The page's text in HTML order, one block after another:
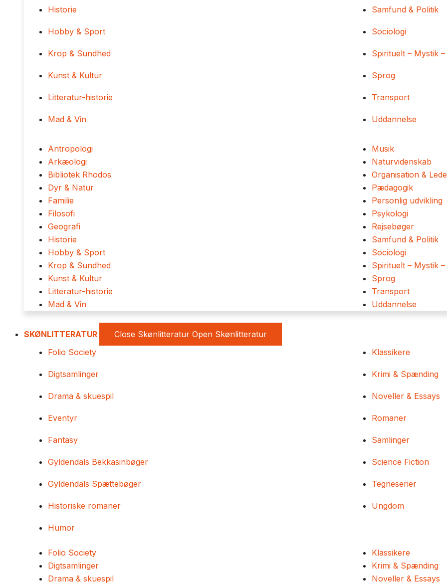
Historie
Hobby & Sport
Krop & Sundhed
Kunst & Kultur
Litteratur-historie
Mad & Vin
Samfund & Politik
Sociologi
Spirituelt – Mystik
Sprog
Transport
Uddannelse
Antropologi
Arkæologi
Bibliotek Rhodos
Dyr & Natur
Familie
Filosofi
Geografi
Historie
Hobby & Sport
Krop & Sundhed
Kunst & Kultur
Litteratur-historie
Mad & Vin
Musik
Naturvidenskab
Organisation &
Pædagogik
Personlig udvikling
Psykologi
Rejsebøger
Samfund & Politik
Sociologi
Spirituelt – Mystik
Sprog
Transport
Uddannelse
SKØNLITTERATUR Close Skønlitteratur Open Skønlitteratur
Folio Society
Digtsamlinger
Drama & skuespil
Eventyr
Fantasy
Gyldendals Bekkasinbøger
Gyldendals Spættebøger
Historiske romaner
Humor
Klassikere
Krimi & Spænding
Noveller & Essays
Romaner
Samlinger
Science Fiction
Tegneserier
Ungdom
Folio Society
Digtsamlinger
Drama & skuespil
Klassikere
Krimi & Spænding
Noveller & Essays